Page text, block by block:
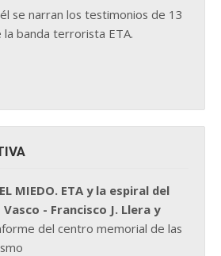
se narran los testimonios de 13
la banda terrorista ETA.
MIEDO. ETA y la espiral del
- Francisco J. Llera y
del centro memorial de las